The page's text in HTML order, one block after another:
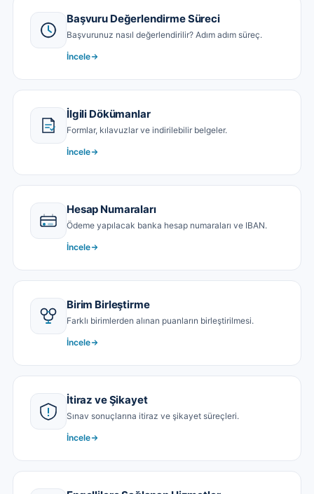
Başvuru Değerlendirme Süreci
Başvurunuz nasıl değerlendirilir? Adım adım süreç.
İncele
İlgili Dökümanlar
Formlar, kılavuzlar ve indirilebilir belgeler.
İncele
Hesap Numaraları
Ödeme yapılacak banka hesap numaraları ve IBAN.
İncele
Birim Birleştirme
Farklı birimlerden alınan puanların birleştirilmesi.
İncele
İtiraz ve Şikayet
Sınav sonuçlarına itiraz ve şikayet süreçleri.
İncele